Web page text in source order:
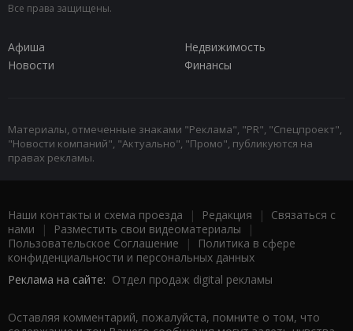
Все права защищены.
Афиша
Недвижимость
Новости
Финансы
Материалы, отмеченные знаками "Реклама", "PR", "Спецпроект",
"Новости компаний", "Актуально", "Промо", публикуются на
правах рекламы.
Наши контакты и схема проезда | Редакция | Связаться с
нами | Разместить свои видеоматериалы |
Пользовательское Соглашение |
Политика в сфере
конфиденциальности и персональных данных
Реклама на сайте: Отдел продаж digital рекламы
Оставляя комментарий, пожалуйста, помните о том, что